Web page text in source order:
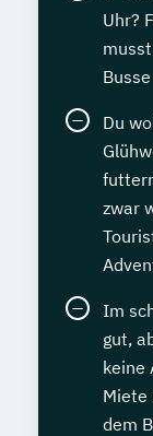
Uhr?
Du
zwar
Im
gut,
keine
Miete
dem